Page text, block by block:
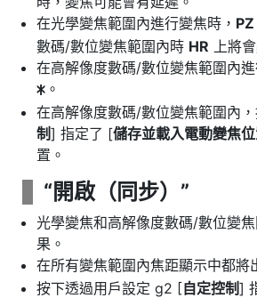
在光學變焦範圍內進行變焦時， PZ
數碼/數位變焦範圍內時 HR 上將
在高解像度數碼/數位變焦範圍內
U 。
在高解像度數碼/數位變焦範圍內
制] 指定了 [儲存並載入電動變焦
置。
“開啟（同步）”
光學變焦和高解像度數碼/數位變
果。
在所有變焦範圍內焦距顯示中都將
按下透過用戶設定 g2 [自定控制]